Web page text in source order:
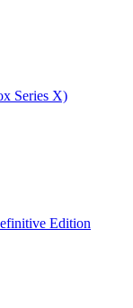
Series X)
Edition